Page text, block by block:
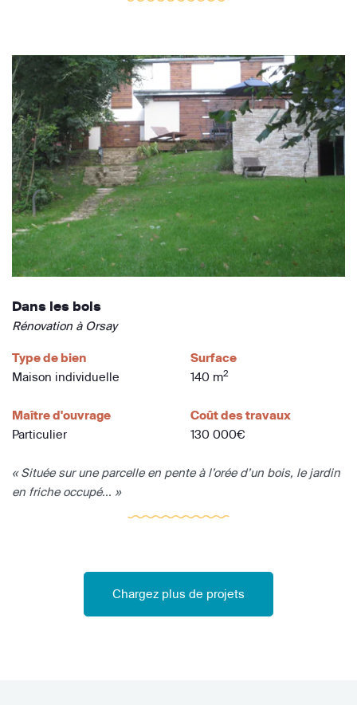
Dans les bois
Rénovation à Orsay
Type de bien
Maison individuelle
Surface
140 m2
Maître d'ouvrage
Particulier
Coût des travaux
130 000€
« Située sur une parcelle en pente à l’orée d’un bois, le jardin
en friche occupé... »
Chargez plus de projets